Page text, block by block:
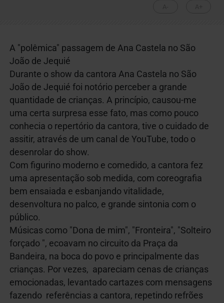
A "polêmica" passagem de Ana Castela no São
João de Jequié
Durante o show da cantora Ana Castela no São
João de Jequié foi notório perceber a grande
quantidade de crianças. A princípio, causou-me
uma certa surpresa esse fato, mas como pouco
conhecia o repertório da cantora, tive o cuidado de
assitir, através de um canal de YouTube, todo o
desenrolar do show.
Com figurino moderno e comedido, a cantora fez
uma apresentação sob medida, com coreografia
bem ensaiada e esbanjando vitalidade,
desenvoltura no palco, e grande sintonia com o
público.
Músicas como "Dona de mim", "Fronteira", "Solteiro
forçado ", ecoavam no circuito da Praça da
Bandeira, na boca do povo e principalmente das
crianças. Por vezes, apareciam cenas de crianças
emocionadas, levantado cartazes com mensagens
fazendo referências a cantora, repetindo refrões